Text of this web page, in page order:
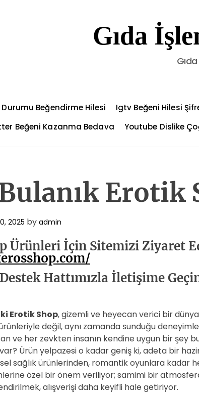
Gıda
Beğendirme Hilesi Igtv Beğeni Hilesi
Beğeni Kazanma Bedava Youtube Dislike
Erotik
2025 by admin
Ürünleri İçin Sitemizi Ziyaret
Hattımızla İletişime
Erotik Shop, gizemli ve heyecan verici bir
değil, aynı zamanda sunduğu
ve her zevkten insanın kendine uygun bir şey
Ürün yelpazesi o kadar geniş ki, adeta bir
sağlık ürünlerinden, romantik oyunlara kadar
özel bir önem veriliyor; samimi bir
alışverişi daha keyifli hale getiriyor.